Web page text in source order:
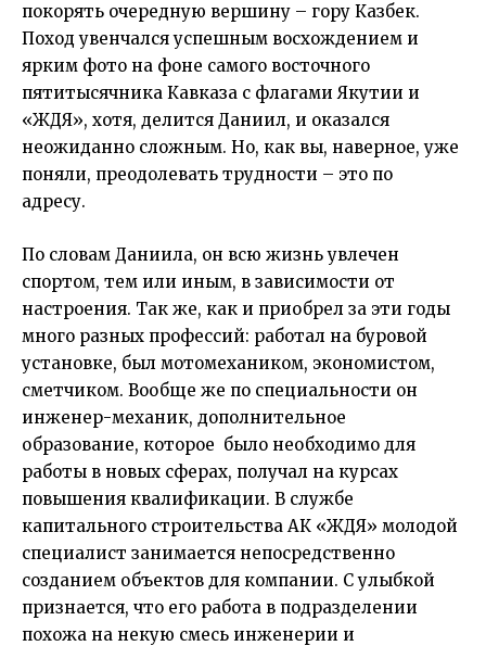
покорять очередную вершину – гору Казбек.
Поход увенчался успешным восхождением и
ярким фото на фоне самого восточного
пятитысячника Кавказа с флагами Якутии и
«ЖДЯ», хотя, делится Даниил, и оказался
неожиданно сложным. Но, как вы, наверное, уже
поняли, преодолевать трудности – это по
адресу.
По словам Даниила, он всю жизнь увлечен
спортом, тем или иным, в зависимости от
настроения. Так же, как и приобрел за эти годы
много разных профессий: работал на буровой
установке, был мотомехаником, экономистом,
сметчиком. Вообще же по специальности он
инженер-механик, дополнительное
образование, которое было необходимо для
работы в новых сферах, получал на курсах
повышения квалификации. В службе
капитального строительства АК «ЖДЯ» молодой
специалист занимается непосредственно
созданием объектов для компании. С улыбкой
признается, что его работа в подразделении
похожа на некую смесь инженерии и